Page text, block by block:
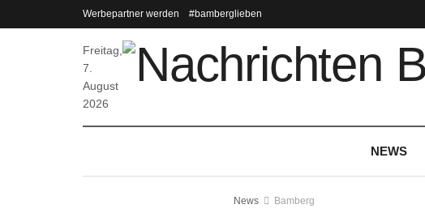
Werbepartner werden #bamberglieben
Freitag,
7.
August
2026
NEWS
News Bamberg